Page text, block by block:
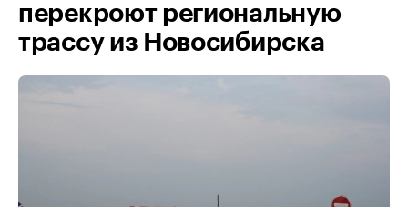
перекроют региональную
трассу из Новосибирска